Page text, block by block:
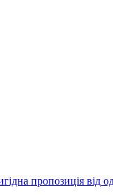
пропозиція від